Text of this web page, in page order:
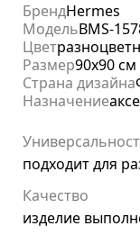
БрендHermes
МодельBMS-
Цвет
Размер90х90 см
Страна дизайна
Назначение
подходит для
Качество
изделие